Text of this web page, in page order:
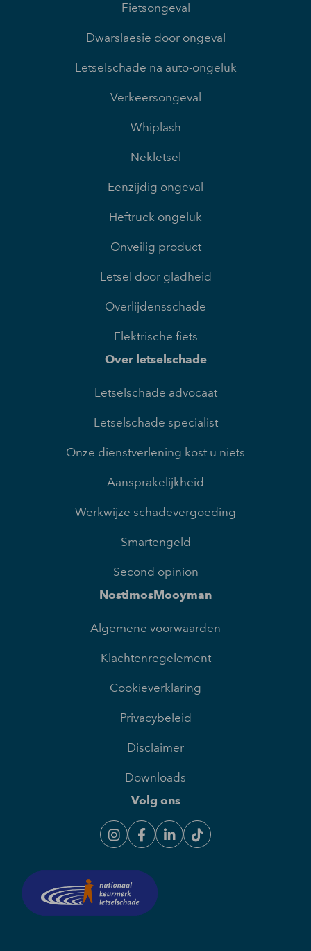
Fietsongeval
Dwarslaesie door ongeval
Letselschade na auto-ongeluk
Verkeersongeval
Whiplash
Nekletsel
Eenzijdig ongeval
Heftruck ongeluk
Onveilig product
Letsel door gladheid
Overlijdensschade
Elektrische fiets
Over letselschade
Letselschade advocaat
Letselschade specialist
Onze dienstverlening kost u niets
Aansprakelijkheid
Werkwijze schadevergoeding
Smartengeld
Second opinion
NostimosMooyman
Algemene voorwaarden
Klachtenregelement
Cookieverklaring
Privacybeleid
Disclaimer
Downloads
Volg ons